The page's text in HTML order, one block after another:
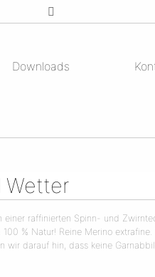
Downloads
Wetter
einer raffinierten Spinn- und
% Natur! Reine Merino
wir darauf hin, dass keine